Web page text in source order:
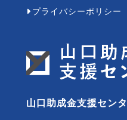
プライバシーポリシー
山口助成金支援セン